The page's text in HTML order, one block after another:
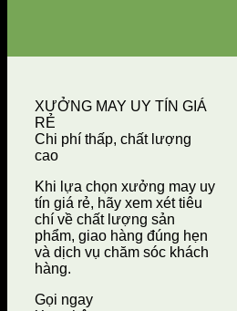
XƯỞNG MAY UY TÍN GIÁ
RẺ
Chi phí thấp, chất lượng
cao
Khi lựa chọn xưởng may uy
tín giá rẻ, hãy xem xét tiêu
chí về chất lượng sản
phẩm, giao hàng đúng hẹn
và dịch vụ chăm sóc khách
hàng.
Gọi ngay